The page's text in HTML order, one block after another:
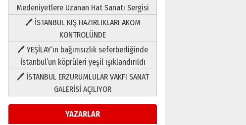
Medeniyetlere Uzanan Hat Sanatı Sergisi
🖊 İSTANBUL KIŞ HAZIRLIKLARI AKOM
KONTROLÜNDE
🖊 YEŞİLAY’ın bağımsızlık seferberliğinde
İstanbul’un köprüleri yeşil ışıklandırıldı
🖊 İSTANBUL ERZURUMLULAR VAKFI SANAT
GALERİSİ AÇILIYOR
YAZARLAR
03 Ağustos 2026 Pazartesi
Yıldırım Gündoğdu
HAVVA’NIN ÜÇ KIZI
09 Temmuz 2026 Perşembe
Yusuf POLAT
Şampiyonluk Sebahattin
Şirin’e yazar
11 Mayıs 2026 Pazartesi